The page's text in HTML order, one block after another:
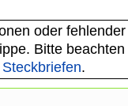
oder
Bitte
.